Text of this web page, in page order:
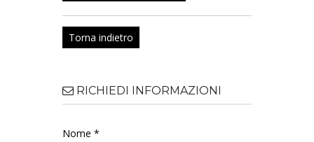
Torna indietro
RICHIEDI INFORMAZIONI
Nome *